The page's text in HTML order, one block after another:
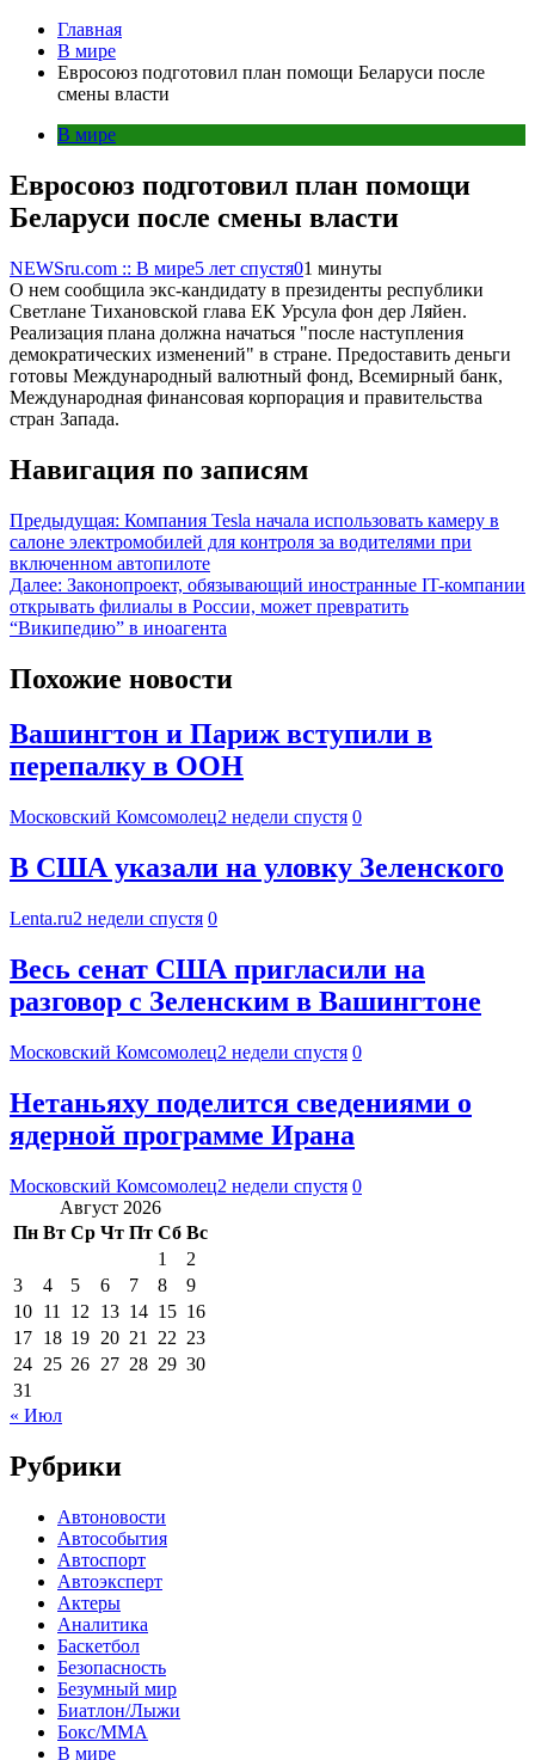
Главная
В мире
Евросоюз подготовил план помощи Беларуси после
смены власти
В мире
Евросоюз подготовил план помощи
Беларуси после смены власти
NEWSru.com :: В мире5 лет спустя01 минуты
О нем сообщила экс-кандидату в президенты республики
Светлане Тихановской глава ЕК Урсула фон дер Ляйен.
Реализация плана должна начаться "после наступления
демократических изменений" в стране. Предоставить деньги
готовы Международный валютный фонд, Всемирный банк,
Международная финансовая корпорация и правительства
стран Запада.
Навигация по записям
Предыдущая: Компания Tesla начала использовать камеру в
салоне электромобилей для контроля за водителями при
включенном автопилоте
Далее: Законопроект, обязывающий иностранные IT-компании
открывать филиалы в России, может превратить
“Википедию” в иноагента
Похожие новости
Вашингтон и Париж вступили в
перепалку в ООН
Московский Комсомолец2 недели спустя 0
В США указали на уловку Зеленского
Lenta.ru2 недели спустя 0
Весь сенат США пригласили на
разговор с Зеленским в Вашингтоне
Московский Комсомолец2 недели спустя 0
Нетаньяху поделится сведениями о
ядерной программе Ирана
Московский Комсомолец2 недели спустя 0
Август 2026
Пн Вт Ср Чт Пт Сб Вс
1
2
3
4 5 6 7 8
9
10 11 12 13 14 15 16
17 18 19 20 21 22 23
24 25 26 27 28 29 30
31
« Июл
Рубрики
Автоновости
Автособытия
Автоспорт
Автоэксперт
Актеры
Аналитика
Баскетбол
Безопасность
Безумный мир
Биатлон/Лыжи
Бокс/MMA
В мире